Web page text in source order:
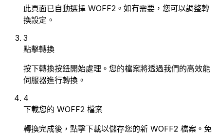
此頁面已自動選擇 WOFF2。如有需要，您可以調整轉
換設定。
3
點擊轉換
按下轉換按鈕開始處理。您的檔案將透過我們的高效能
伺服器進行轉換。
4
下載您的 WOFF2 檔案
轉換完成後，點擊下載以儲存您的新 WOFF2 檔案。免